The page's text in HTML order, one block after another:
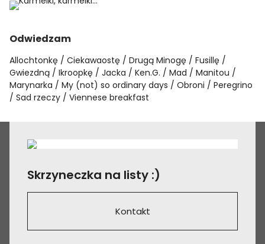
Odwiedzam
Allochtonkę Ciekawaostę Drugą Minogę
Fusillę
Gwiezdną
Ikroopkę Jacka Ken.G. Mad
Manitou
Marynarka
My (not) so ordinary days Obroni
Peregrino
Sad rzeczy
Viennese breakfast
Skrzyneczka na listy :)
Kontakt